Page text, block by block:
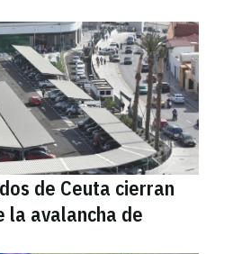
de Ceuta cierran
la avalancha de